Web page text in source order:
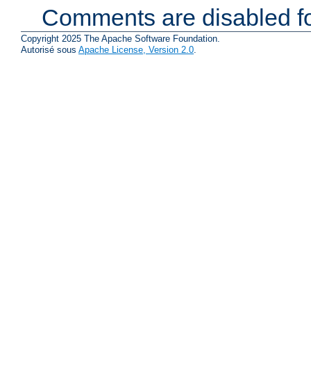
Comments are disabled
Copyright 2025 The Apache Software Foundation.
Autorisé sous Apache License, Version 2.0.